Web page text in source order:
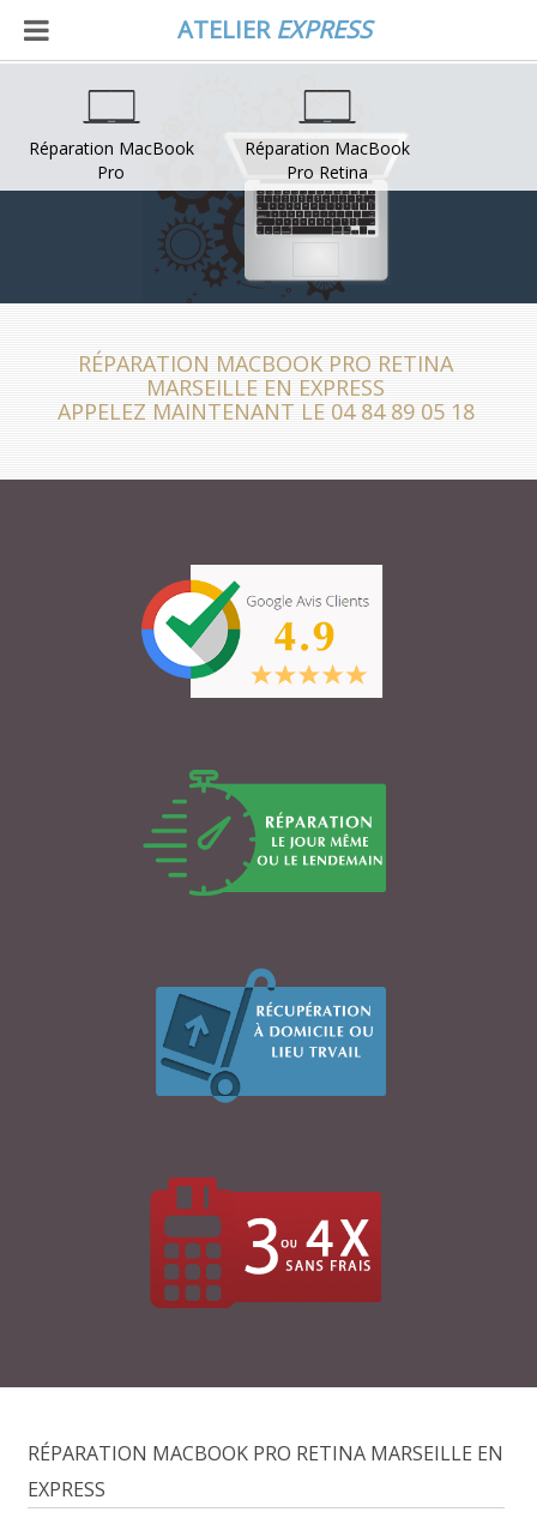
ATELIER EXPRESS
Réparation MacBook
Pro
Réparation MacBook
Pro Retina
RÉPARATION MACBOOK PRO RETINA
MARSEILLE EN EXPRESS
APPELEZ MAINTENANT LE 04 84 89 05 18
RÉPARATION MACBOOK PRO RETINA MARSEILLE EN
EXPRESS